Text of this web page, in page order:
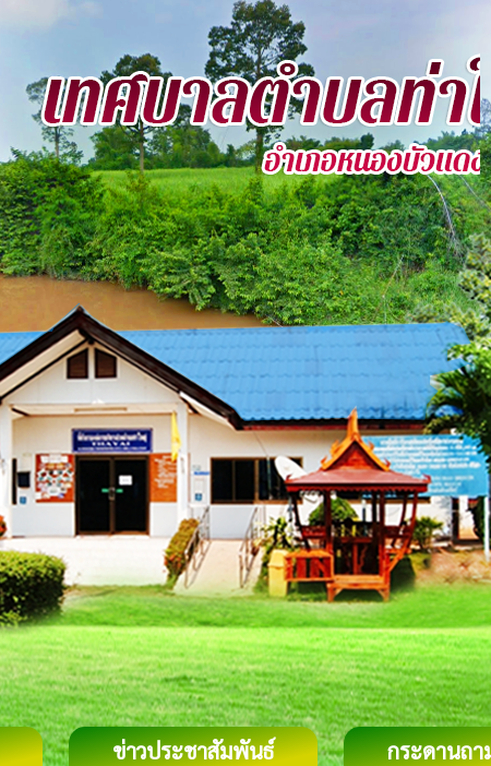
ข่าวประชาสัมพันธ์ กระดานถ